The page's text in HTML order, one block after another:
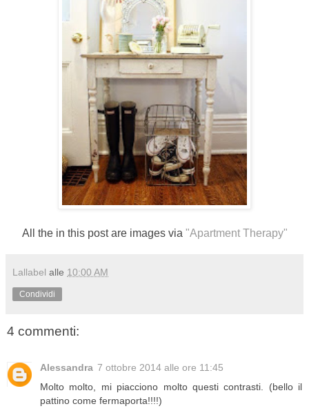
All the in this post are images via "Apartment Therapy"
Lallabel alle 10:00 AM
Condividi
4 commenti:
Alessandra 7 ottobre 2014 alle ore 11:45
Molto molto, mi piacciono molto questi contrasti. (bello il
pattino come fermaporta!!!!)